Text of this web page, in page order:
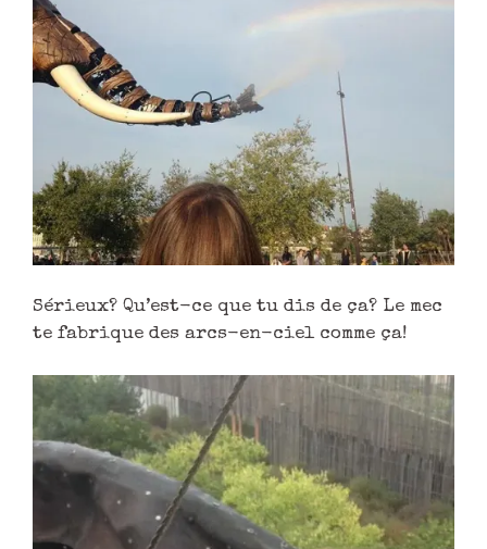
Sérieux? Qu’est-ce que tu dis de ça? Le mec
te fabrique des arcs-en-ciel comme ça!